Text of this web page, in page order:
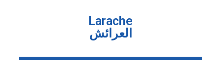
Larache
العرائش